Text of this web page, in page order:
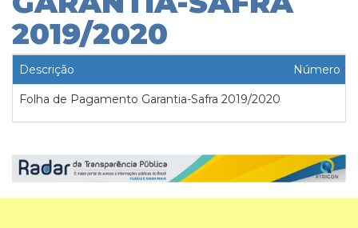
2019/2020
Descrição Número
Folha de Pagamento Garantia-Safra 2019/2020